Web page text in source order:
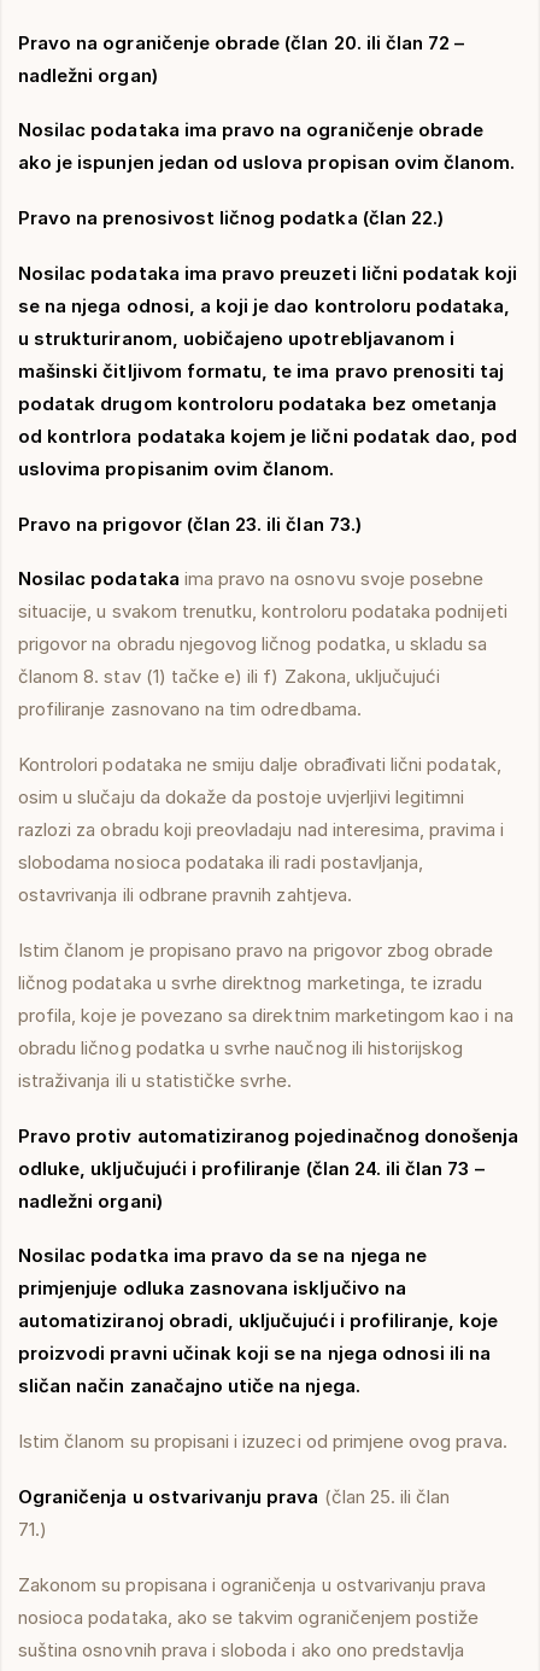
Pravo na ograničenje obrade (član 20. ili član 72 –
nadležni organ)
Nosilac podataka ima pravo na ograničenje obrade
ako je ispunjen jedan od uslova propisan ovim članom.
Pravo na prenosivost ličnog podatka (član 22.)
Nosilac podataka ima pravo preuzeti lični podatak koji
se na njega odnosi, a koji je dao kontroloru podataka,
u strukturiranom, uobičajeno upotrebljavanom i
mašinski čitljivom formatu, te ima pravo prenositi taj
podatak drugom kontroloru podataka bez ometanja
od kontrlora podataka kojem je lični podatak dao, pod
uslovima propisanim ovim članom.
Pravo na prigovor (član 23. ili član 73.)
Nosilac podataka ima pravo na osnovu svoje posebne
situacije, u svakom trenutku, kontroloru podataka podnijeti
prigovor na obradu njegovog ličnog podatka, u skladu sa
članom 8. stav (1) tačke e) ili f) Zakona, uključujući
profiliranje zasnovano na tim odredbama.
Kontrolori podataka ne smiju dalje obrađivati lični podatak,
osim u slučaju da dokaže da postoje uvjerljivi legitimni
razlozi za obradu koji preovladaju nad interesima, pravima i
slobodama nosioca podataka ili radi postavljanja,
ostavrivanja ili odbrane pravnih zahtjeva.
Istim članom je propisano pravo na prigovor zbog obrade
ličnog podataka u svrhe direktnog marketinga, te izradu
profila, koje je povezano sa direktnim marketingom kao i na
obradu ličnog podatka u svrhe naučnog ili historijskog
istraživanja ili u statističke svrhe.
Pravo protiv automatiziranog pojedinačnog donošenja
odluke, uključujući i profiliranje (član 24. ili član 73 –
nadležni organi)
Nosilac podatka ima pravo da se na njega ne
primjenjuje odluka zasnovana isključivo na
automatiziranoj obradi, uključujući i profiliranje, koje
proizvodi pravni učinak koji se na njega odnosi ili na
sličan način zanačajno utiče na njega.
Istim članom su propisani i izuzeci od primjene ovog prava.
Ograničenja u ostvarivanju prava (član 25. ili član
71.)
Zakonom su propisana i ograničenja u ostvarivanju prava
nosioca podataka, ako se takvim ograničenjem postiže
suština osnovnih prava i sloboda i ako ono predstavlja